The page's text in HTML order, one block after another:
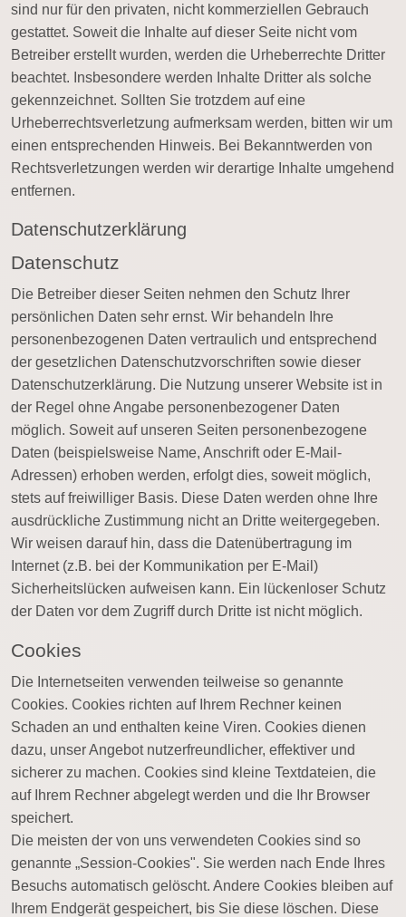
sind nur für den privaten, nicht kommerziellen Gebrauch
gestattet. Soweit die Inhalte auf dieser Seite nicht vom
Betreiber erstellt wurden, werden die Urheberrechte Dritter
beachtet. Insbesondere werden Inhalte Dritter als solche
gekennzeichnet. Sollten Sie trotzdem auf eine
Urheberrechtsverletzung aufmerksam werden, bitten wir um
einen entsprechenden Hinweis. Bei Bekanntwerden von
Rechtsverletzungen werden wir derartige Inhalte umgehend
entfernen.
Datenschutzerklärung
Datenschutz
Die Betreiber dieser Seiten nehmen den Schutz Ihrer
persönlichen Daten sehr ernst. Wir behandeln Ihre
personenbezogenen Daten vertraulich und entsprechend
der gesetzlichen Datenschutzvorschriften sowie dieser
Datenschutzerklärung. Die Nutzung unserer Website ist in
der Regel ohne Angabe personenbezogener Daten
möglich. Soweit auf unseren Seiten personenbezogene
Daten (beispielsweise Name, Anschrift oder E-Mail-
Adressen) erhoben werden, erfolgt dies, soweit möglich,
stets auf freiwilliger Basis. Diese Daten werden ohne Ihre
ausdrückliche Zustimmung nicht an Dritte weitergegeben.
Wir weisen darauf hin, dass die Datenübertragung im
Internet (z.B. bei der Kommunikation per E-Mail)
Sicherheitslücken aufweisen kann. Ein lückenloser Schutz
der Daten vor dem Zugriff durch Dritte ist nicht möglich.
Cookies
Die Internetseiten verwenden teilweise so genannte
Cookies. Cookies richten auf Ihrem Rechner keinen
Schaden an und enthalten keine Viren. Cookies dienen
dazu, unser Angebot nutzerfreundlicher, effektiver und
sicherer zu machen. Cookies sind kleine Textdateien, die
auf Ihrem Rechner abgelegt werden und die Ihr Browser
speichert.
Die meisten der von uns verwendeten Cookies sind so
genannte „Session-Cookies". Sie werden nach Ende Ihres
Besuchs automatisch gelöscht. Andere Cookies bleiben auf
Ihrem Endgerät gespeichert, bis Sie diese löschen. Diese